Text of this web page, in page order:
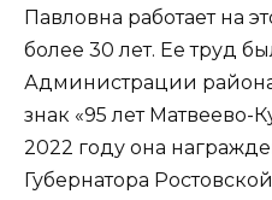
Павловна работает на
более 30 лет. Ее труд
Администрации
знак «95 лет Матвеево-
2022 году она
Губернатора